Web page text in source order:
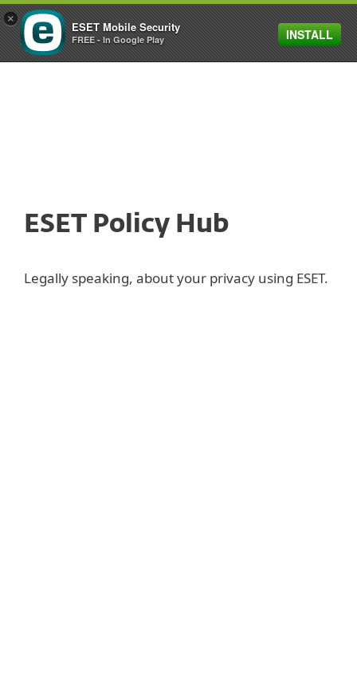
MENU
ESET Policy Hub
Legally speaking, about your privacy using ESET.
×
ESET Mobile Security
FREE - In Google Play INSTALL